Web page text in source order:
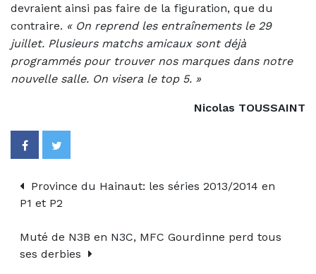
devraient ainsi pas faire de la figuration, que du
contraire. « On reprend les entraînements le 29
juillet. Plusieurs matchs amicaux sont déjà
programmés pour trouver nos marques dans notre
nouvelle salle. On visera le top 5. »
Nicolas TOUSSAINT
Province du Hainaut: les séries 2013/2014 en
P1 et P2
Muté de N3B en N3C, MFC Gourdinne perd tous
ses derbies